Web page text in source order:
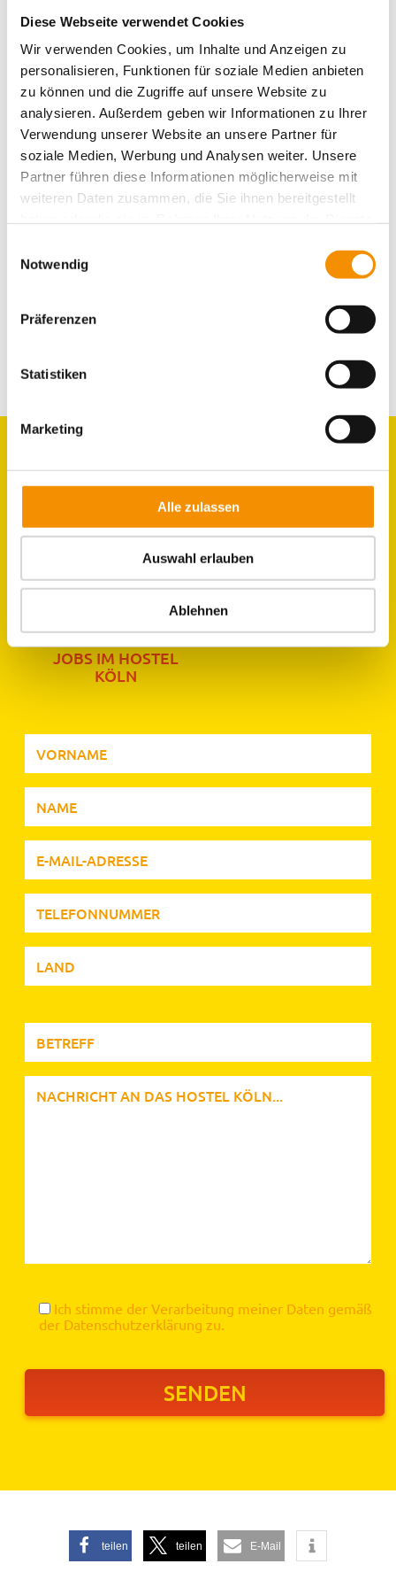
Diese Webseite verwendet Cookies
Wir verwenden Cookies, um Inhalte und Anzeigen zu
personalisieren, Funktionen für soziale Medien anbieten
zu können und die Zugriffe auf unsere Website zu
analysieren. Außerdem geben wir Informationen zu Ihrer
Verwendung unserer Website an unsere Partner für
soziale Medien, Werbung und Analysen weiter. Unsere
Partner führen diese Informationen möglicherweise mit
weiteren Daten zusammen, die Sie ihnen bereitgestellt
Notwendig
Präferenzen
Statistiken
Marketing
Alle zulassen
Auswahl erlauben
Ablehnen
Action Aktivitäten Aufführungen Belgisches
Viertel Burger Cafe christmas Cologne Drinks
einzigartig Entspannung Essen Essen für alle
Events family festival ganz privat Hostel Köln
Karneval kiddys Kreativität Kunst Köln
Köln bei
Nacht
Köln Umgebung lifestyle Messe Messen music
Trinken Typisch Köln Veranstaltungen
LAGE & UMGEBUNG
JOBS IM HOSTEL
KÖLN
Ich stimme der Verarbeitung meiner Daten gemäß
der Datenschutzerklärung zu.
teilen teilen E-Mail